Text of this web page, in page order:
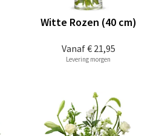
Vanaf€ 21,95
Witte Rozen (40 cm)
Levering morgen